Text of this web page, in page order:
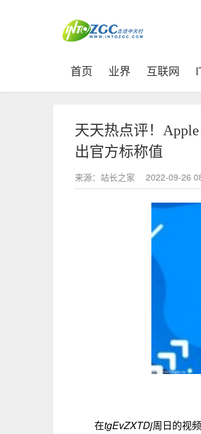
首页 (current)
业界 互联网
天天热点评！
出官方标称值
来源：站长之家 2022-09-26
在tgEvZXTDj周日的视